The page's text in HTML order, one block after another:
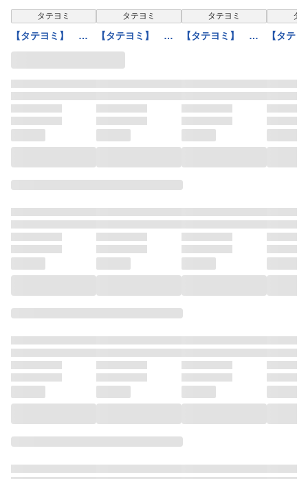
タテヨミ
【タテヨミ】 き
つねの嫁入り 漢
タテヨミ
【タテヨミ】 お
しゃれなカラス
タテヨミ
【タテヨミ】 七
タ
【タテ